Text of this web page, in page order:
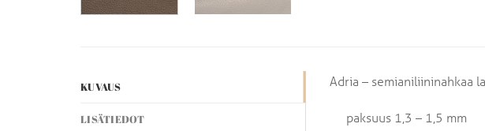
KUVAUS
LISÄTIEDOT
Adria – semianiliininahkaa
paksuus 1,3 – 1,5 mm